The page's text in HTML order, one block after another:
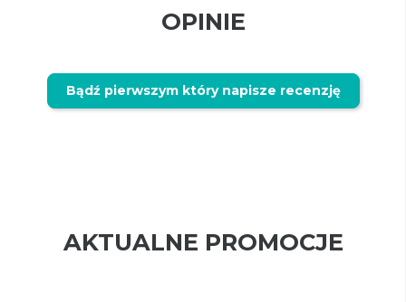
OPINIE
Bądź pierwszym który napisze recenzję
AKTUALNE PROMOCJE